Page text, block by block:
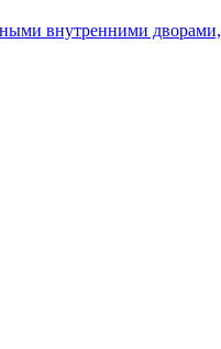
внутренними дворами,